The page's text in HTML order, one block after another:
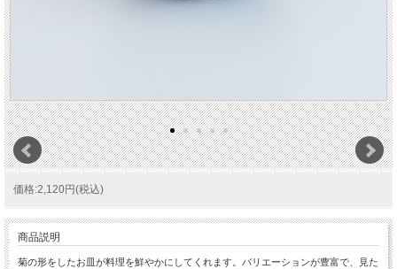
価格:2,120円(税込)
商品説明
菊の形をしたお皿が料理を鮮やかにしてくれます。バリエーションが豊富で、見た